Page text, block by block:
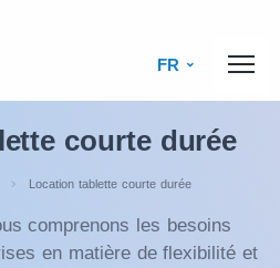
FR
courte durée
Location tablette courte durée
comprenons les besoins
en matière de flexibilité et